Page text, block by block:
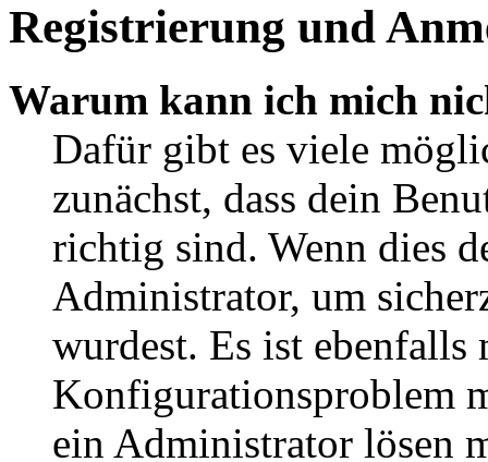
Registrierung und
Warum kann ich mich
Dafür gibt es viele
zunächst, dass dein
richtig sind. Wenn dies
Administrator, um
wurdest. Es ist ebenfalls
Konfigurationsproblem
ein Administrator lösen